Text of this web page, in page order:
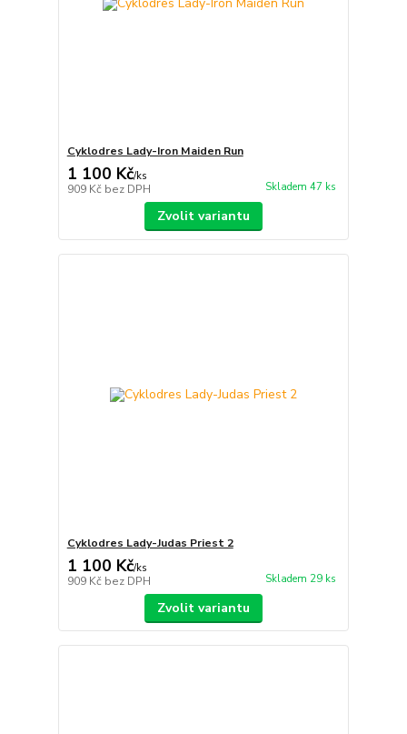
Cyklodres Lady-Iron Maiden Run
1 100 Kč/ks
909 Kč bez DPH Skladem 47 ks
Zvolit variantu
Cyklodres Lady-Judas Priest 2
1 100 Kč/ks
909 Kč bez DPH Skladem 29 ks
Zvolit variantu